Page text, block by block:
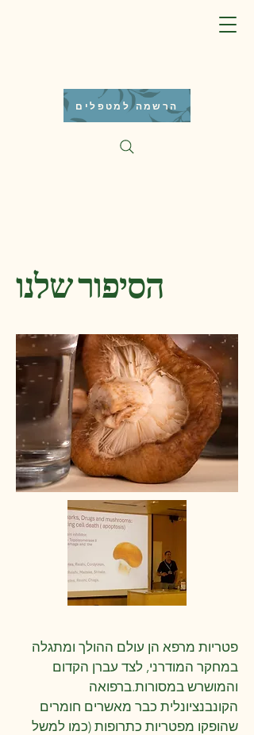
הרשמה למטפלים
הסיפור שלנו
פטריות מרפא הן עולם ההולך ומתגלה
במחקר המודרני, לצד עברן הקדום
והמושרש במסורות.​ברפואה
הקונבנציונלית כבר מאשרים חומרים
שהופקו מפטריות כתרופות (כמו למשל